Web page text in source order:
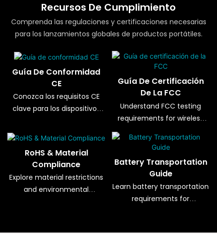
Recursos De Cumplimiento
Comprenda las regulaciones y certificaciones necesarias
para los lanzamientos globales de productos portátiles.
Guía De Conformidad
CE
Conozca los requisitos CE
clave para los dispositivos
Europa.
Guía De Certificación
De La FCC
Understand FCC testing
requirements for wireless
RoHS & Material
Compliance
Explore material restrictions
and environmental
Battery Transportation
Guide
Learn battery transportation
requirements for